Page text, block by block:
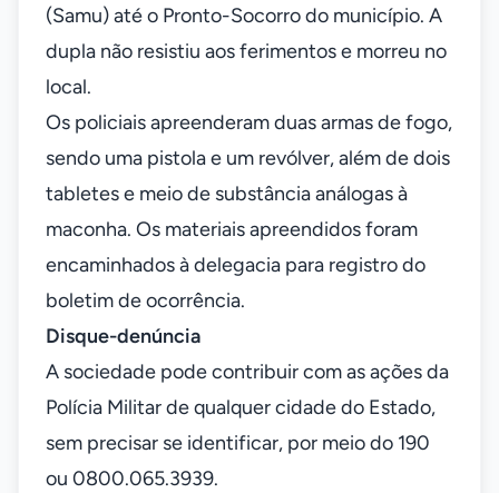
(Samu) até o Pronto-Socorro do município. A
dupla não resistiu aos ferimentos e morreu no
local.
Os policiais apreenderam duas armas de fogo,
sendo uma pistola e um revólver, além de dois
tabletes e meio de substância análogas à
maconha. Os materiais apreendidos foram
encaminhados à delegacia para registro do
boletim de ocorrência.
Disque-denúncia
A sociedade pode contribuir com as ações da
Polícia Militar de qualquer cidade do Estado,
sem precisar se identificar, por meio do 190
ou 0800.065.3939.